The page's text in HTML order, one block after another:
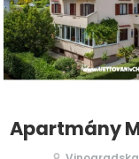
Apartmány